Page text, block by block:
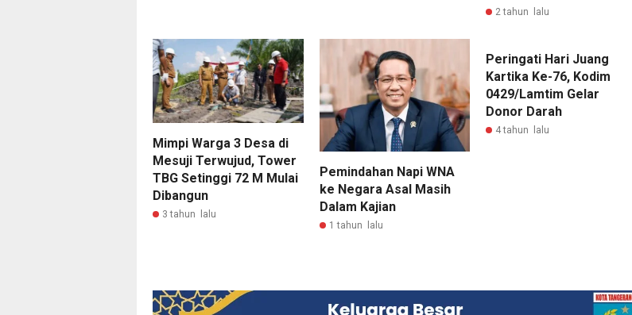
2 tahun lalu
Mimpi Warga 3 Desa di
Mesuji Terwujud, Tower
TBG Setinggi 72 M Mulai
Dibangun
3 tahun lalu
Pemindahan Napi WNA
ke Negara Asal Masih
Dalam Kajian
1 tahun lalu
Peringati Hari Juang
Kartika Ke-76, Kodim
0429/Lamtim Gelar
Donor Darah
4 tahun lalu